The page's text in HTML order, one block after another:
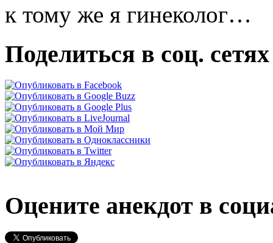
к тому же я гинеколог…
Поделиться в соц. сетях
Оцените анекдот в